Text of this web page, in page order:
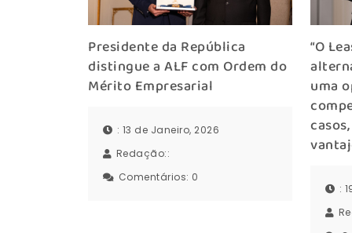
Presidente da República
distingue a ALF com Ordem do
Mérito Empresarial
: 13 de Janeiro, 2026
Redação::
Comentários: 0
“O
uma
: